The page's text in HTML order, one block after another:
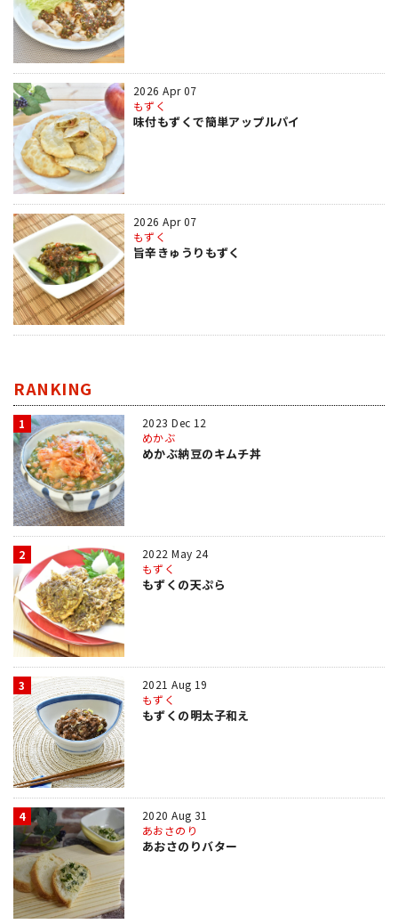
2026 Apr 07
もずく
味付もずくで簡単アップルパイ
2026 Apr 07
もずく
旨辛きゅうりもずく
RANKING
1
2023 Dec 12
めかぶ
めかぶ納豆のキムチ丼
2
2022 May 24
もずく
もずくの天ぷら
3
2021 Aug 19
もずく
もずくの明太子和え
4
2020 Aug 31
あおさのり
あおさのりバター